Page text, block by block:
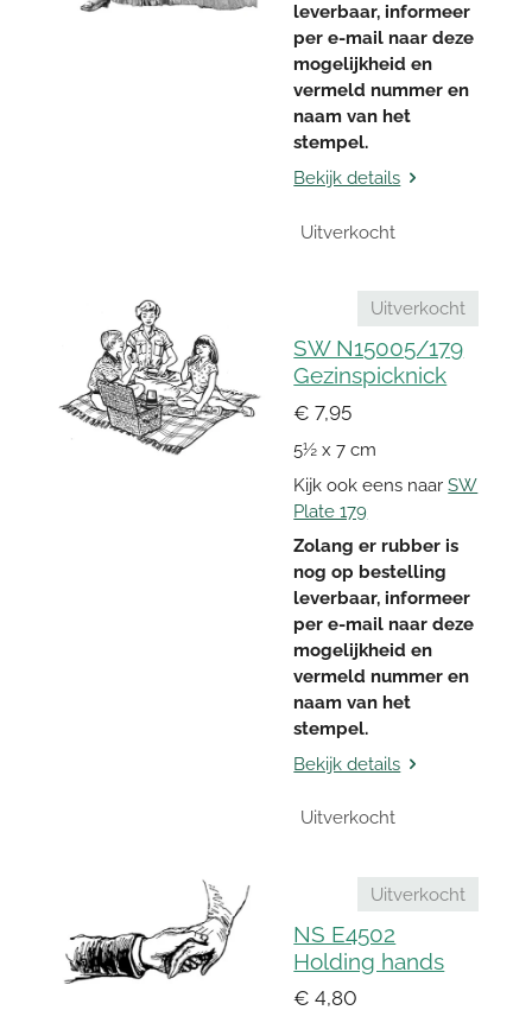
leverbaar, informeer
per e-mail naar deze
mogelijkheid en
vermeld nummer en
naam van het
stempel.
Bekijk details
Uitverkocht
Uitverkocht
SW N15005/179
Gezinspicknick
€ 7,95
5½ x 7 cm
Kijk ook eens naarSW
Plate 179
Zolang er rubber is
nog op bestelling
leverbaar, informeer
per e-mail naar deze
mogelijkheid en
vermeld nummer en
naam van het
stempel.
Bekijk details
Uitverkocht
Uitverkocht
NS E4502
Holding hands
€ 4,80